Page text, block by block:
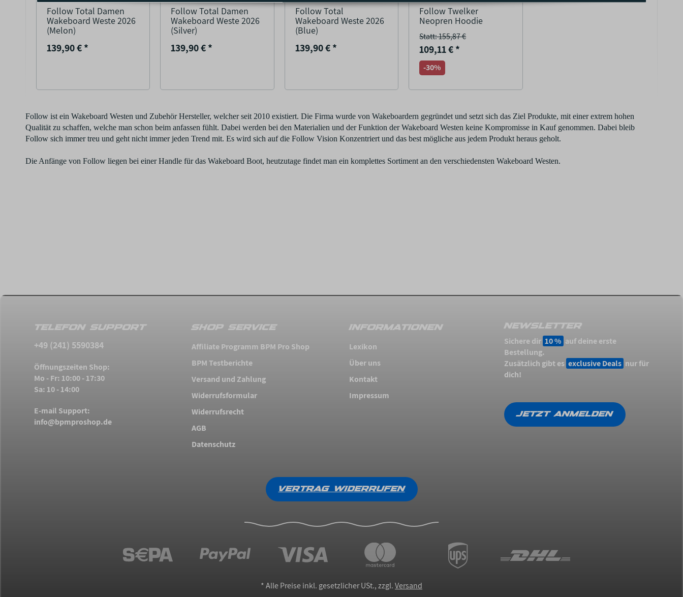
Follow Total Damen
Wakeboard Weste 2026
(Melon)
139,90 €*
Follow Total Damen
Wakeboard Weste 2026
(Silver)
139,90 €*
Follow Total
Wakeboard Weste 2026
(Blue)
139,90 €*
Follow Twelker
Neopren Hoodie
Statt: 155,87 €
109,11 €*
-30%
Follow ist ein Wakeboard Westen und Zubehör Hersteller, welcher seit 2010 existiert. Die Firma wurde von Wakeboardern gegründet und setzt sich das Ziel Produkte, mit einer extrem hohen
Qualität zu schaffen, welche man schon beim anfassen fühlt. Dabei werden bei den Materialien und der Funktion der Wakeboard Westen keine Kompromisse in Kauf genommen. Dabei bleib
Follow sich immer treu und geht nicht immer jeden Trend mit. Es wird sich auf die Follow Vision Konzentriert und das best mögliche aus jedem Produkt heraus geholt.
Die Anfänge von Follow liegen bei einer Handle für das Wakeboard Boot, heutzutage findet man ein komplettes Sortiment an den verschiedensten Wakeboard Westen.
TELEFON SUPPORT
+49 (241) 5590384
Öffnungszeiten Shop:
Mo - Fr: 10:00 - 17:30
Sa: 10 - 14:00
E-mail Support:
info@bpmproshop.de
SHOP SERVICE
Affiliate Programm BPM Pro Shop
BPM Testberichte
Versand und Zahlung
Widerrufsformular
Widerrufsrecht
AGB
Datenschutz
INFORMATIONEN
Lexikon
Über uns
Kontakt
Impressum
NEWSLETTER
Sichere dir 10 % auf deine erste
Bestellung.
Zusätzlich gibt es exclusive Deals nur für
dich!
JETZT ANMELDEN
VERTRAG WIDERRUFEN
*Alle Preise inkl. gesetzlicher USt., zzgl.Versand